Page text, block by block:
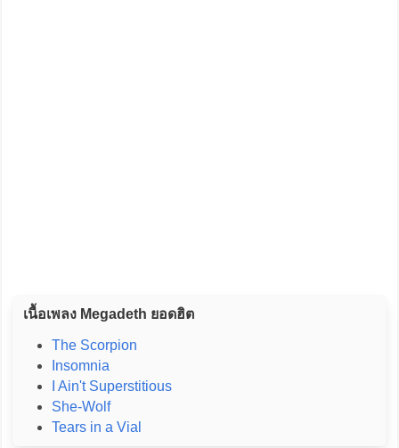
เนื้อเพลง Megadeth ยอดฮิต
The Scorpion
Insomnia
I Ain't Superstitious
She-Wolf
Tears in a Vial